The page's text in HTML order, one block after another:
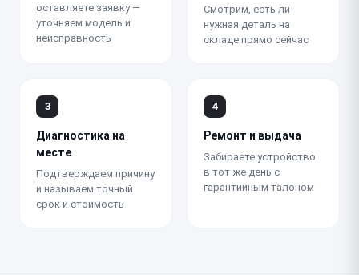
оставляете заявку —
уточняем модель и
неисправность
Смотрим, есть ли
нужная деталь на
складе прямо сейчас
3
Диагностика на
месте
Подтверждаем причину
и называем точный
срок и стоимость
4
Ремонт и выдача
Забираете устройство
в тот же день с
гарантийным талоном